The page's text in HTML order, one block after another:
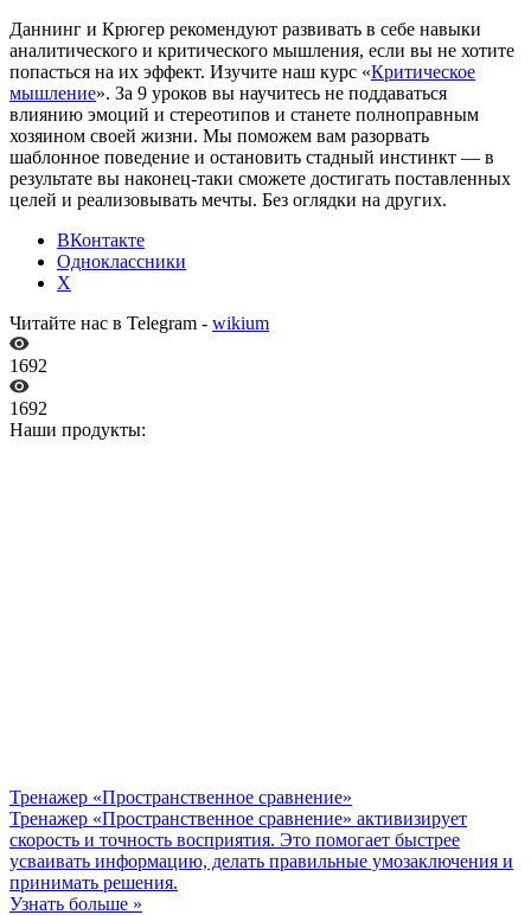
Даннинг и Крюгер рекомендуют развивать в себе навыки
аналитического и критического мышления, если вы не хотите
попасться на их эффект. Изучите наш курс «Критическое
мышление». За 9 уроков вы научитесь не поддаваться
влиянию эмоций и стереотипов и станете полноправным
хозяином своей жизни. Мы поможем вам разорвать
шаблонное поведение и остановить стадный инстинкт — в
результате вы наконец-таки сможете достигать поставленных
целей и реализовывать мечты. Без оглядки на других.
ВКонтакте
Одноклассники
X
Читайте нас в Telegram - wikium
1692
1692
Наши продукты:
Тренажер «Пространственное сравнение»
Тренажер «Пространственное сравнение» активизирует
скорость и точность восприятия. Это помогает быстрее
усваивать информацию, делать правильные умозаключения и
принимать решения.
Узнать больше »